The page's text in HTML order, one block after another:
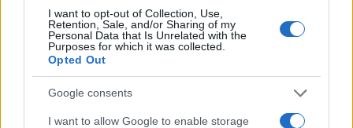
I want to opt-out of Collection, Use,
Retention, Sale, and/or Sharing of my
Personal Data that Is Unrelated with the
Purposes for which it was collected.
Opted Out
Google consents
I want to allow Google to enable storage
Τάσος Τεργιάκης: Ανανέωσε τη συνεργασία του
με τον Γιώργο Λιάγκα και το «Πρωινό» του
ΑΝΤ1